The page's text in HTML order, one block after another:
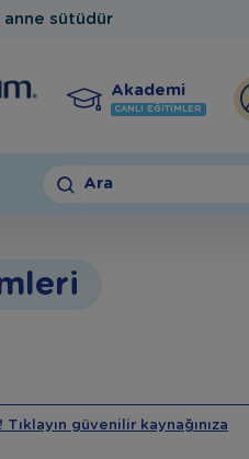
sütüdür
Akademi
CANLI EĞITIMLER
Ara
Tıklayın güvenilir kaynağınıza